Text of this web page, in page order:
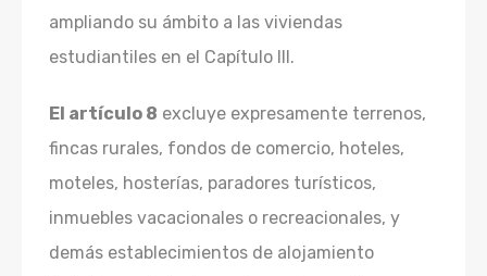
ampliando su ámbito a las viviendas
estudiantiles en el Capítulo III.
El artículo 8 excluye expresamente terrenos,
fincas rurales, fondos de comercio, hoteles,
moteles, hosterías, paradores turísticos,
inmuebles vacacionales o recreacionales, y
demás establecimientos de alojamiento